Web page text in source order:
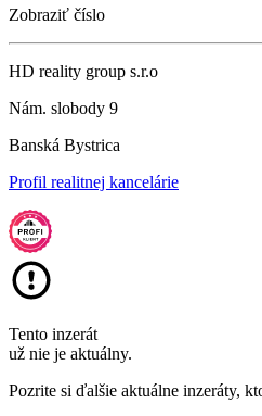
Zobraziť číslo
HD reality group s.r.o
Nám. slobody 9
Banská Bystrica
Profil realitnej kancelárie
Tento inzerát
už nie je aktuálny.
Pozrite si ďalšie aktuálne inzeráty,